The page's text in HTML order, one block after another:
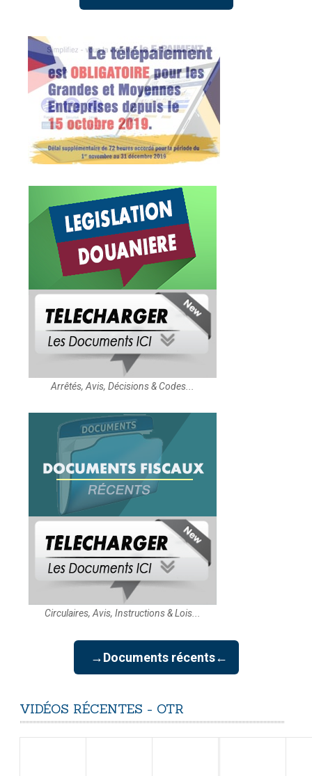
Arrêtés, Avis, Décisions & Codes...
Circulaires, Avis, Instructions & Lois...
→Documents récents←
VIDÉOS RÉCENTES - OTR